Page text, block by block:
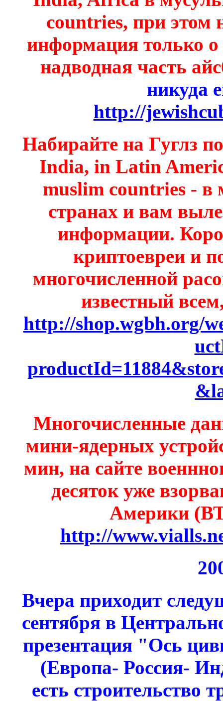
countries, при этом
информация только о
надводная часть
никуда
http://
Набирайте на Гуглз
India, in Latin
muslim countries - в
странах и вам
информации.
криптоевреи и
многочисленной
известный
http://shop.wgbh.org/
Многочисленные
мини-ядерных
мин, на сайте
десяток уже
Америки
http://
Вчера приходит
сентября в
презентация "Ось
(Европа- Россия-
есть строительство